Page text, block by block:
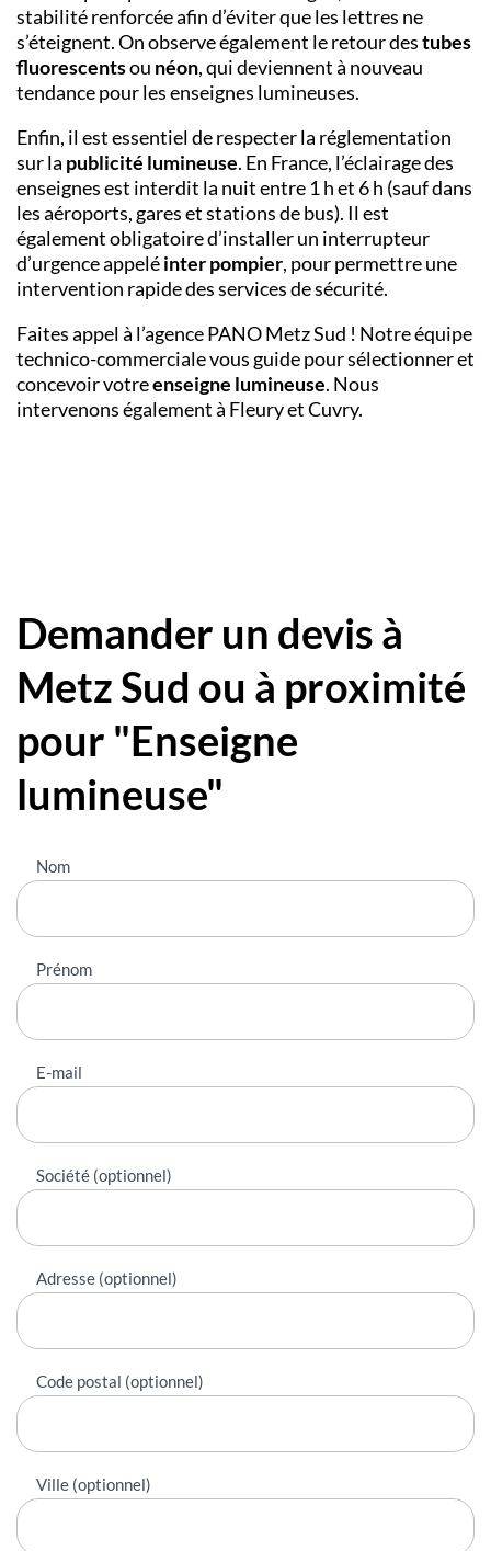
stabilité renforcée afin d’éviter que les lettres ne
s’éteignent. On observe également le retour destubes
fluorescentsou néon, qui deviennent à nouveau
tendance pour les enseignes lumineuses.
Enfin, il est essentiel de respecter la réglementation
sur la publicité lumineuse. En France, l’éclairage des
enseignes est interdit la nuit entre 1 h et 6 h (sauf dans
les aéroports, gares et stations de bus). Il est
également obligatoire d’installer un interrupteur
d’urgence appeléinterpompier, pour permettre une
intervention rapide des services de sécurité.
Faites appel à l’agence PANO Metz Sud ! Notre équipe
technico-commerciale vous guide pour sélectionner et
concevoir votreenseigne lumineuse. Nous
intervenons également à Fleury et Cuvry.
Demander un devis à
Metz Sud ou à proximité
pour "Enseigne
lumineuse"
Nous
contacter
Nom
Prénom
E-mail
Société (optionnel)
Adresse (optionnel)
Code postal (optionnel)
Ville (optionnel)